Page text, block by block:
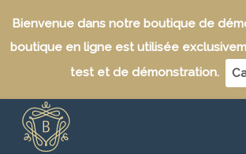
Bienvenue dans notre boutique de
boutique en ligne est utilisée
test et de démonstration.